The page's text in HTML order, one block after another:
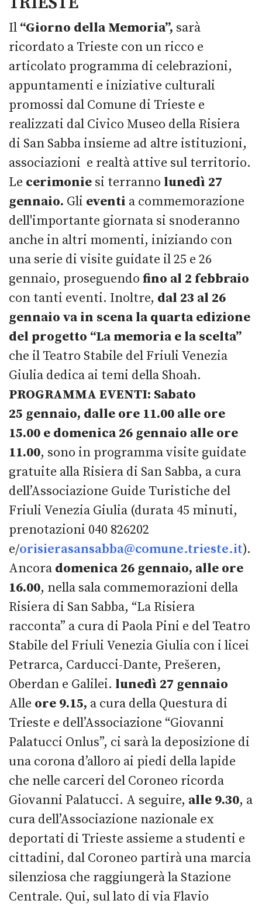
Il “Giorno della Memoria”, sarà
ricordato a Trieste con un ricco e
articolato programma di celebrazioni,
appuntamenti e iniziative culturali
promossi dal Comune di Trieste e
realizzati dal Civico Museo della Risiera
di San Sabba insieme ad altre istituzioni,
associazioni e realtà attive sul territorio.
Le cerimonie si terranno lunedì 27
gennaio. Gli eventi a commemorazione
dell'importante giornata si snoderanno
anche in altri momenti, iniziando con
una serie di visite guidate il 25 e 26
gennaio, proseguendo fino al 2 febbraio
con tanti eventi. Inoltre, dal 23 al 26
gennaio va in scena la quarta edizione
del progetto “La memoria e la scelta”
che il Teatro Stabile del Friuli Venezia
Giulia dedica ai temi della Shoah.
PROGRAMMA EVENTI: Sabato
25 gennaio, dalle ore 11.00 alle ore
15.00 e domenica 26 gennaio alle ore
11.00, sono in programma visite guidate
gratuite alla Risiera di San Sabba, a cura
dell’Associazione Guide Turistiche del
Friuli Venezia Giulia (durata 45 minuti,
prenotazioni 040 826202
e/orisierasansabba@comune.trieste.it).
Ancora domenica 26 gennaio, alle ore
16.00, nella sala commemorazioni della
Risiera di San Sabba, “La Risiera
racconta” a cura di Paola Pini e del Teatro
Stabile del Friuli Venezia Giulia con i licei
Petrarca, Carducci-Dante, Prešeren,
Oberdan e Galilei. lunedì 27 gennaio
Alle ore 9.15, a cura della Questura di
Trieste e dell’Associazione “Giovanni
Palatucci Onlus”, ci sarà la deposizione di
una corona d’alloro ai piedi della lapide
che nelle carceri del Coroneo ricorda
Giovanni Palatucci. A seguire, alle 9.30, a
cura dell’Associazione nazionale ex
deportati di Trieste assieme a studenti e
cittadini, dal Coroneo partirà una marcia
silenziosa che raggiungerà la Stazione
Centrale. Qui, sul lato di via Flavio